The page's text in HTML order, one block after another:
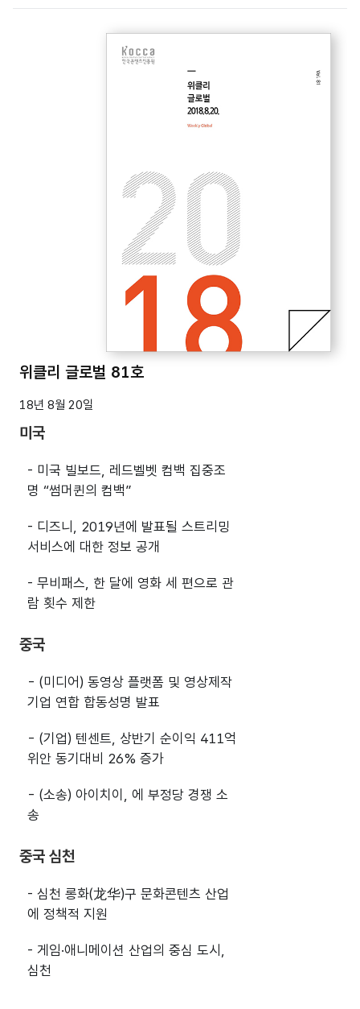
위클리 글로벌 81호
18년 8월 20일
미국
- 미국 빌보드, 레드벨벳 컴백 집중조
명 “썸머퀸의 컴백”
- 디즈니, 2019년에 발표될 스트리밍
서비스에 대한 정보 공개
- 무비패스, 한 달에 영화 세 편으로 관
람 횟수 제한
중국
- (미디어) 동영상 플랫폼 및 영상제작
기업 연합 합동성명 발표
- (기업) 텐센트, 상반기 순이익 411억
위안 동기대비 26% 증가
- (소송) 아이치이,에 부정당 경쟁 소
송
중국 심천
- 심천 롱화(龙华)구 문화콘텐츠 산업
에 정책적 지원
- 게임·애니메이션 산업의 중심 도시,
심천